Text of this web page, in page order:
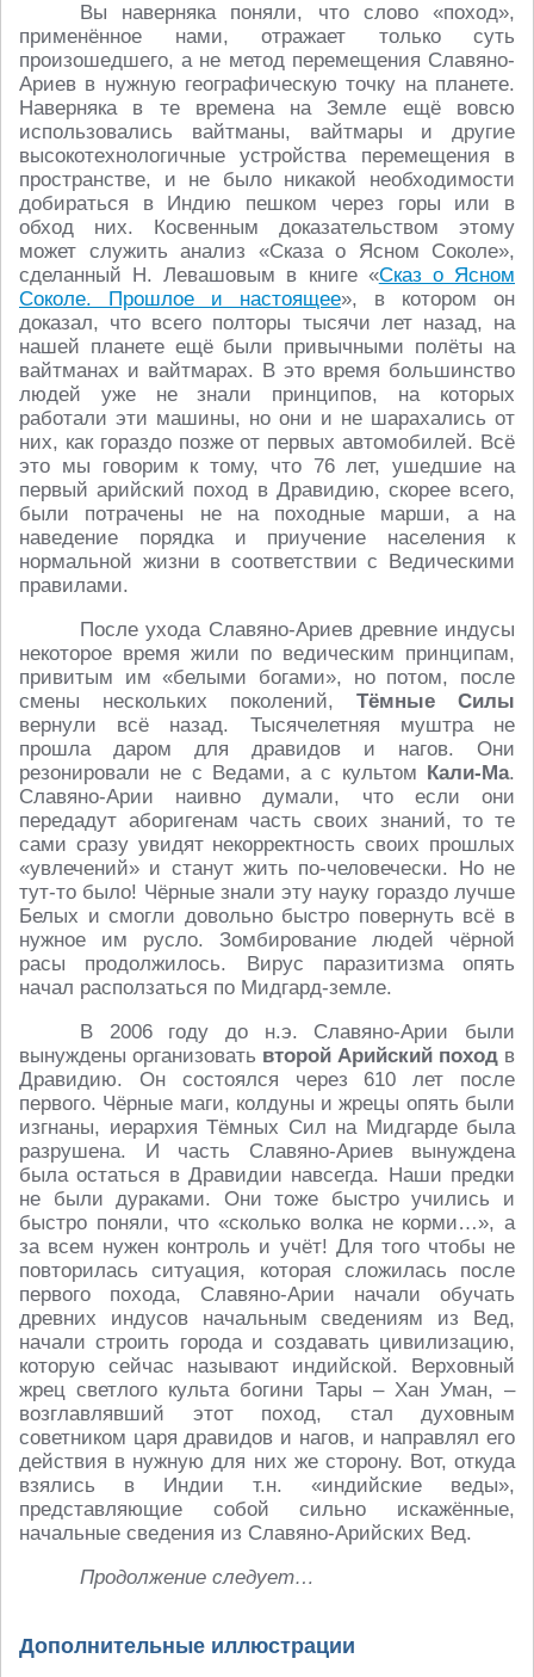
Вы наверняка поняли, что слово «поход»,
применённое нами, отражает только суть
произошедшего, а не метод перемещения Славяно-
Ариев в нужную географическую точку на планете.
Наверняка в те времена на Земле ещё вовсю
использовались вайтманы, вайтмары и другие
высокотехнологичные устройства перемещения в
пространстве, и не было никакой необходимости
добираться в Индию пешком через горы или в
обход них. Косвенным доказательством этому
может служить анализ «Сказа о Ясном Соколе»,
сделанный Н. Левашовым в книге «Сказ о Ясном
Соколе. Прошлое и настоящее», в котором он
доказал, что всего полторы тысячи лет назад, на
нашей планете ещё были привычными полёты на
вайтманах и вайтмарах. В это время большинство
людей уже не знали принципов, на которых
работали эти машины, но они и не шарахались от
них, как гораздо позже от первых автомобилей. Всё
это мы говорим к тому, что 76 лет, ушедшие на
первый арийский поход в Дравидию, скорее всего,
были потрачены не на походные марши, а на
наведение порядка и приучение населения к
нормальной жизни в соответствии с Ведическими
правилами.
После ухода Славяно-Ариев древние индусы
некоторое время жили по ведическим принципам,
привитым им «белыми богами», но потом, после
смены нескольких поколений, Тёмные Силы
вернули всё назад. Тысячелетняя муштра не
прошла даром для дравидов и нагов. Они
резонировали не с Ведами, а с культом Кали-Ма.
Славяно-Арии наивно думали, что если они
передадут аборигенам часть своих знаний, то те
сами сразу увидят некорректность своих прошлых
«увлечений» и станут жить по-человечески. Но не
тут-то было! Чёрные знали эту науку гораздо лучше
Белых и смогли довольно быстро повернуть всё в
нужное им русло. Зомбирование людей чёрной
расы продолжилось. Вирус паразитизма опять
начал расползаться по Мидгард-земле.
В 2006 году до н.э. Славяно-Арии были
вынуждены организовать второй Арийский поход в
Дравидию. Он состоялся через 610 лет после
первого. Чёрные маги, колдуны и жрецы опять были
изгнаны, иерархия Тёмных Сил на Мидгарде была
разрушена. И часть Славяно-Ариев вынуждена
была остаться в Дравидии навсегда. Наши предки
не были дураками. Они тоже быстро учились и
быстро поняли, что «сколько волка не корми…», а
за всем нужен контроль и учёт! Для того чтобы не
повторилась ситуация, которая сложилась после
первого похода, Славяно-Арии начали обучать
древних индусов начальным сведениям из Вед,
начали строить города и создавать цивилизацию,
которую сейчас называют индийской. Верховный
жрец светлого культа богини Тары – Хан Уман, –
возглавлявший этот поход, стал духовным
советником царя дравидов и нагов, и направлял его
действия в нужную для них же сторону. Вот, откуда
взялись в Индии т.н. «индийские веды»,
представляющие собой сильно искажённые,
начальные сведения из Славяно-Арийских Вед.
Продолжение следует…
Дополнительные иллюстрации